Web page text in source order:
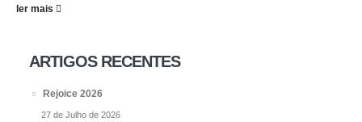
ler mais
ARTIGOS RECENTES
Rejoice 2026
27 de Julho de 2026